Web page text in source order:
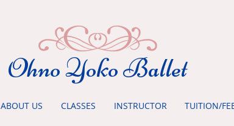
Ohno Yoko Ballet
ABOUT US CLASSES INSTRUCTOR TUITION/